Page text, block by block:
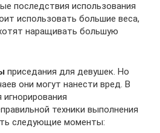
последствия использования
использовать большие веса,
наращивать большую
приседания для девушек. Но
они могут нанести вред. В
техники выполнения
следующие моменты: